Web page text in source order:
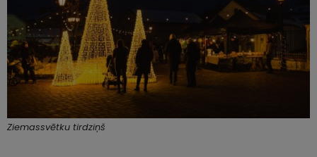
Ziemassvētku tirdziņš